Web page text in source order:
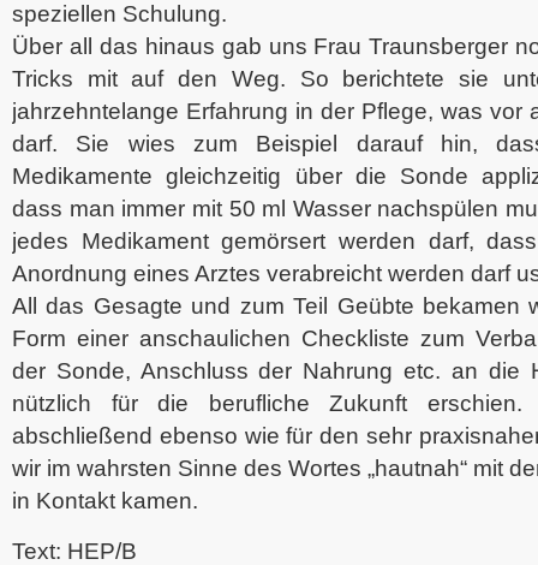
speziellen Schulung.
Über all das hinaus gab uns Frau Traunsberger
Tricks mit auf den Weg. So berichtete sie
jahrzehntelange Erfahrung in der Pflege, was vor
darf. Sie wies zum Beispiel darauf hin,
Medikamente gleichzeitig über die Sonde
dass man immer mit 50 ml Wasser nachspülen
jedes Medikament gemörsert werden darf,
Anordnung eines Arztes verabreicht werden darf
All das Gesagte und zum Teil Geübte bekamen
Form einer anschaulichen Checkliste zum
der Sonde, Anschluss der Nahrung etc. an die
nützlich für die berufliche Zukunft
abschließend ebenso wie für den sehr
wir im wahrsten Sinne des Wortes „hautnah“ mit
in Kontakt kamen.
Text: HEP/B